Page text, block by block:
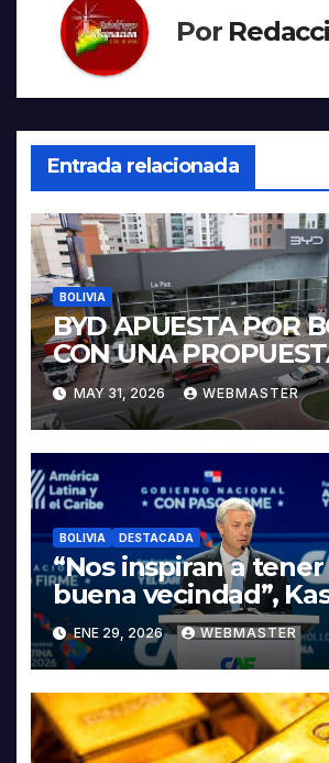
Por
Entrada relacionada
BOLIVIA
BYD APUESTA POR
CON UNA
INTEGRAL PARA
LA
INDUSTRIALIZACIÓN
LITIO
MAY 31, 2026 WEBMASTER
BOLIVIA DESTACADA
“Nos inspiran a
buena vecindad”,
discurso del
Rodrigo Paz
ENE 29, 2026 WEBMASTER